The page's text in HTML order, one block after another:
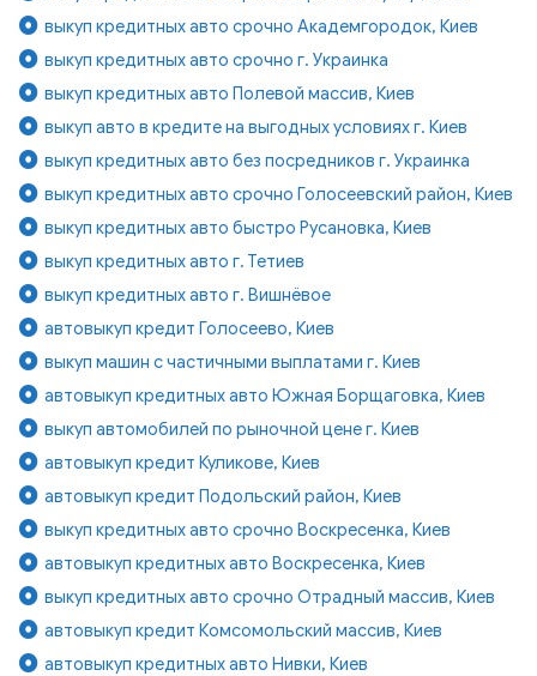
выкуп кредитных авто срочно Академгородок, Киев
выкуп кредитных авто срочно г. Украинка
выкуп кредитных авто Полевой массив, Киев
выкуп авто в кредите на выгодных условиях г. Киев
выкуп кредитных авто без посредников г. Украинка
выкуп кредитных авто срочно Голосеевский район, Киев
выкуп кредитных авто быстро Русановка, Киев
выкуп кредитных авто г. Тетиев
выкуп кредитных авто г. Вишнёвое
автовыкуп кредит Голосеево, Киев
выкуп машин с частичными выплатами г. Киев
автовыкуп кредитных авто Южная Борщаговка, Киев
выкуп автомобилей по рыночной цене г. Киев
автовыкуп кредит Куликове, Киев
автовыкуп кредит Подольский район, Киев
выкуп кредитных авто срочно Воскресенка, Киев
автовыкуп кредитных авто Воскресенка, Киев
выкуп кредитных авто срочно Отрадный массив, Киев
автовыкуп кредит Комсомольский массив, Киев
автовыкуп кредитных авто Нивки, Киев